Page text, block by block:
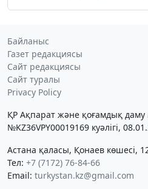
Байланыс
Газет редакциясы
Сайт редакциясы
Сайт туралы
Privacy Policy
ҚР Ақпарат және қоғамдық даму
№KZ36VPY00019169 куәлігі,
Астана қаласы, Қонаев көшесі,
Тел: +7 (7172) 76-84-66
Email: turkystan.kz@gmail.com